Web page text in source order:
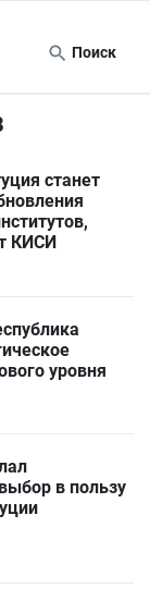
Поиск
станет
КИСИ
уровня
в пользу